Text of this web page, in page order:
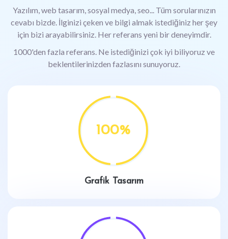
100%
Grafik Tasarım
Yazılım, web tasarım, sosyal medya, seo... Tüm sorularınızın
cevabı bizde. İlginizi çeken ve bilgi almak istediğiniz her şey
için bizi arayabilirsiniz. Her referans yeni bir deneyimdir.
1000'den fazla referans. Ne istediğinizi çok iyi biliyoruz ve
beklentilerinizden fazlasını sunuyoruz.